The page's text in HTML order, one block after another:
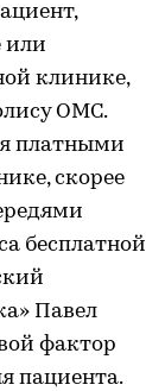
или
клинике,
ОМС.
платными
скорее
бесплатной
Павел
фактор
пациента.